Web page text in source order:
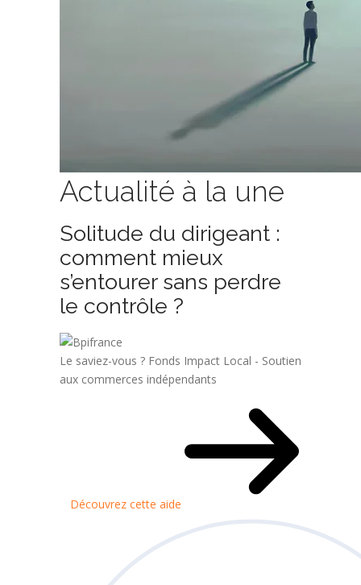
Actualité à la une
Solitude du dirigeant :
comment mieux
s’entourer sans perdre
le contrôle ?
Le saviez-vous ? Fonds Impact Local - Soutien
aux commerces indépendants
Découvrez cette aide